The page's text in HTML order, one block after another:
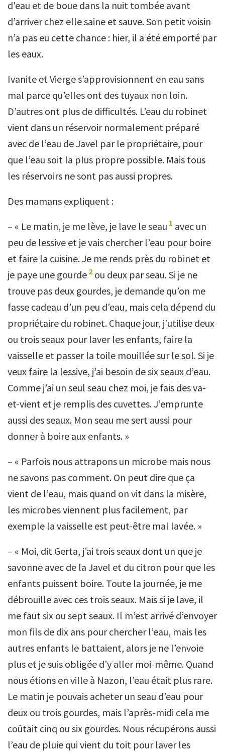
d'eau et de boue dans la nuit tombée avant
d’arriver chez elle saine et sauve. Son petit voisin
n’a pas eu cette chance : hier, il a été emporté par
les eaux.
Ivanite et Vierge s’approvisionnent en eau sans
mal parce qu’elles ont des tuyaux non loin.
D’autres ont plus de difficultés. L’eau du robinet
vient dans un réservoir normalement préparé
avec de l’eau de Javel par le propriétaire, pour
que l’eau soit la plus propre possible. Mais tous
les réservoirs ne sont pas aussi propres.
Des mamans expliquent :
– « Le matin, je me lève, je lave le seau 1 avec un
peu de lessive et je vais chercher l’eau pour boire
et faire la cuisine. Je me rends près du robinet et
je paye une gourde 2 ou deux par seau. Si je ne
trouve pas deux gourdes, je demande qu’on me
fasse cadeau d’un peu d’eau, mais cela dépend du
propriétaire du robinet. Chaque jour, j’utilise deux
ou trois seaux pour laver les enfants, faire la
vaisselle et passer la toile mouillée sur le sol. Si je
veux faire la lessive, j’ai besoin de six seaux d’eau.
Comme j’ai un seul seau chez moi, je fais des va-
et-vient et je remplis des cuvettes. J’emprunte
aussi des seaux. Mon seau me sert aussi pour
donner à boire aux enfants. »
– « Parfois nous attrapons un microbe mais nous
ne savons pas comment. On peut dire que ça
vient de l’eau, mais quand on vit dans la misère,
les microbes viennent plus facilement, par
exemple la vaisselle est peut-être mal lavée. »
– « Moi, dit Gerta, j’ai trois seaux dont un que je
savonne avec de la Javel et du citron pour que les
enfants puissent boire. Toute la journée, je me
débrouille avec ces trois seaux. Mais si je lave, il
me faut six ou sept seaux. Il m’est arrivé d’envoyer
mon fils de dix ans pour chercher l’eau, mais les
autres enfants le battaient, alors je ne l’envoie
plus et je suis obligée d’y aller moi-même. Quand
nous étions en ville à Nazon, l’eau était plus rare.
Le matin je pouvais acheter un seau d’eau pour
deux ou trois gourdes, mais l’après-midi cela me
coûtait cinq ou six gourdes. Nous récupérons aussi
l’eau de pluie qui vient du toit pour laver les